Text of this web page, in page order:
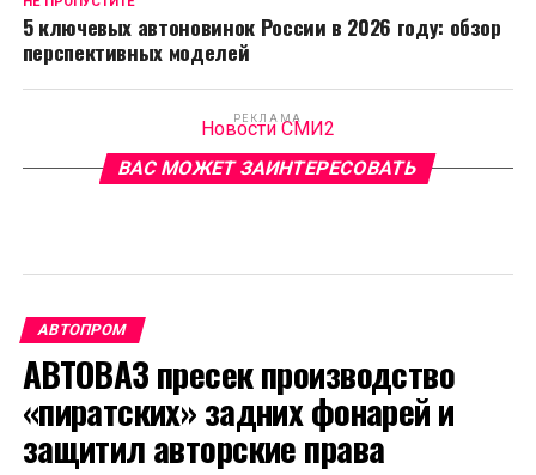
5 ключевых автоновинок России в 2026 году: обзор
перспективных моделей
РЕКЛАМА
Новости СМИ2
ВАС МОЖЕТ ЗАИНТЕРЕСОВАТЬ
АВТОПРОМ
АВТОВАЗ пресек производство
«пиратских» задних фонарей и
защитил авторские права